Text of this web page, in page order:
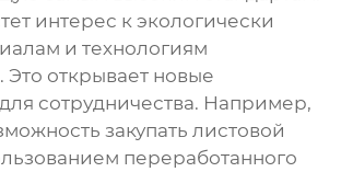
интерес к экологически
и технологиям
Это открывает новые
сотрудничества. Например,
закупать листовой
переработанного